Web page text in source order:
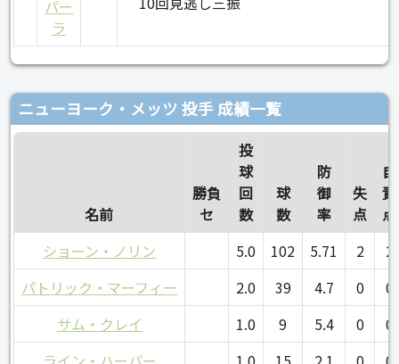
パー
ラ
ニューヨーク・メッツ 投手 成績一覧
名前
勝負
セ
投
球
回
数
球
数
防
御
率
失
点
自
責
点
ショーン・ノリン
5.0 102 5.71 2
2
パトリック・マーフィー
2.0 39 4.7 0
0
サム・クレイ
1.0 9 5.4 0
0